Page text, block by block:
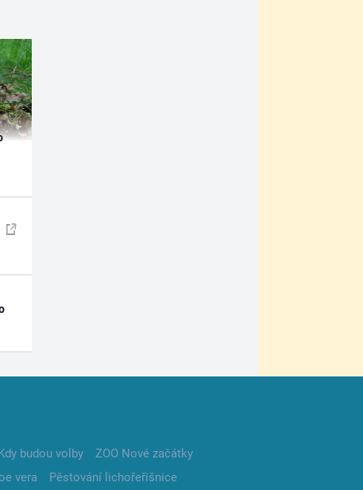
budou volby
ZOO Nové začátky
vera
Pěstování lichořeřišnice